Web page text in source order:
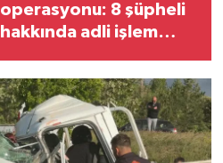
operasyonu: 8 şüpheli
hakkında adli işlem